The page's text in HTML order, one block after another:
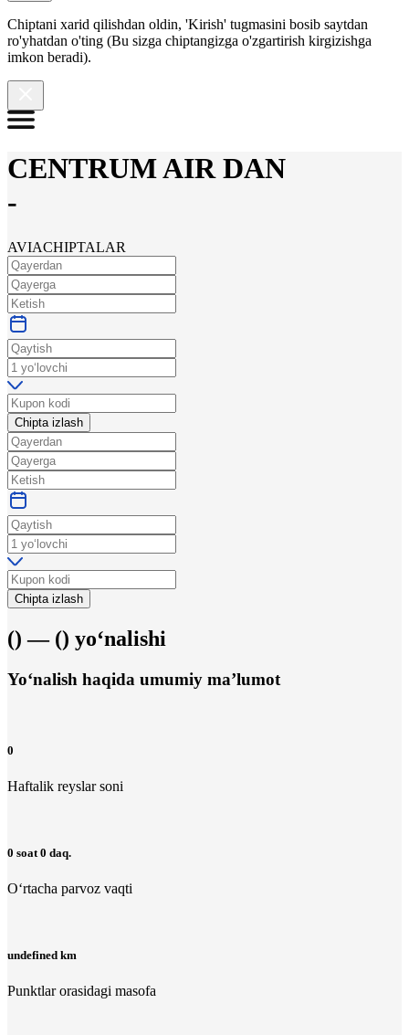
Chiptani xarid qilishdan oldin, 'Kirish' tugmasini bosib saytdan
ro'yhatdan o'ting (Bu sizga chiptangizga o'zgartirish kirgizishga
imkon beradi).
CENTRUM AIR DAN
-
AVIACHIPTALAR
Chipta izlash
Chipta izlash
() — () yo‘nalishi
Yo‘nalish haqida umumiy ma’lumot
0
Haftalik reyslar soni
0 soat 0 daq.
O‘rtacha parvoz vaqti
undefined km
Punktlar orasidagi masofa